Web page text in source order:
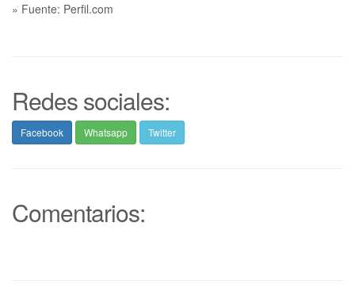
» Fuente: Perfil.com
Redes sociales:
Facebook Whatsapp Twitter
Comentarios: